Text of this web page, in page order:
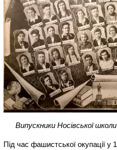
Випускники Носівської
Під час фашистської окупації у